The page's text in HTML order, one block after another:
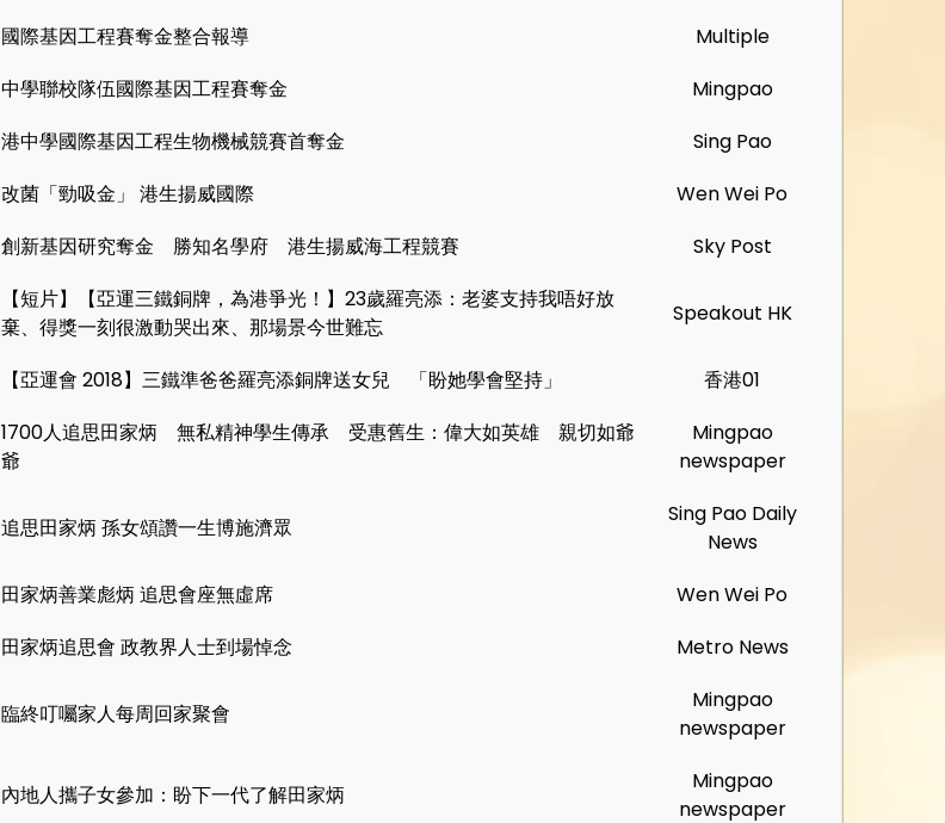
國際基因工程賽奪金整合報導
Multiple
中學聯校隊伍國際基因工程賽奪金
Mingpao
港中學國際基因工程生物機械競賽首奪金
Sing Pao
改菌「勁吸金」 港生揚威國際
Wen Wei Po
創新基因研究奪金 勝知名學府 港生揚威海工程競賽 Sky Post
【短片】【亞運三鐵銅牌，為港爭光！】23歲羅亮添：老婆支持我唔好放
棄、得獎一刻很激動哭出來、那場景今世難忘
Speakout HK
【亞運會 2018】三鐵準爸爸羅亮添銅牌送女兒 「盼她學會堅持」 香港01
1700人追思田家炳 無私精神學生傳承 受惠舊生：偉大如英雄 親切如爺
爺
Mingpao
newspaper
追思田家炳 孫女頌讚一生博施濟眾
Sing Pao Daily
News
田家炳善業彪炳 追思會座無虛席
Wen Wei Po
田家炳追思會 政教界人士到場悼念 Metro News
臨終叮囑家人每周回家聚會
Mingpao
newspaper
內地人攜子女參加：盼下一代了解田家炳
Mingpao
newspaper